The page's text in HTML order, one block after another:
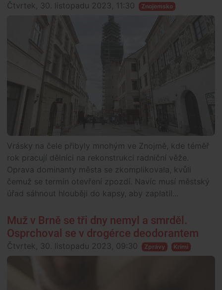
Čtvrtek, 30. listopadu 2023, 11:30 Znojemsko
Vrásky na čele přibyly mnohým ve Znojmě, kde téměř
rok pracují dělníci na rekonstrukci radniční věže.
Oprava dominanty města se zkomplikovala, kvůli
čemuž se termín otevření zpozdí. Navíc musí městský
úřad sáhnout hlouběji do kapsy, aby zaplatil...
Muž v Brně se tři dny nemyl a smrděl.
Osprchoval se v drogérce deodorantem
Čtvrtek, 30. listopadu 2023, 09:30 Zprávy Krimi